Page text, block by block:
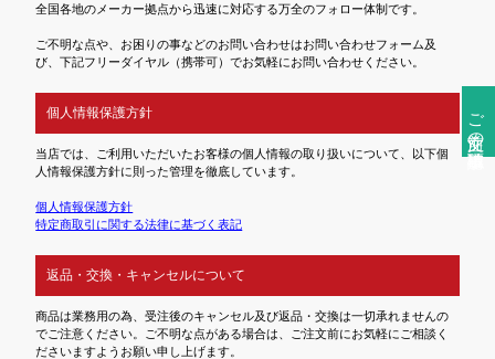
ご注文前の確認事項
全国各地のメーカー拠点から迅速に対応する万全のフォロー体制です。
ご不明な点や、お困りの事などのお問い合わせはお問い合わせフォーム及
び、下記フリーダイヤル（携帯可）でお気軽にお問い合わせください。
個人情報保護方針
当店では、ご利用いただいたお客様の個人情報の取り扱いについて、以下個
人情報保護方針に則った管理を徹底しています。
個人情報保護方針
特定商取引に関する法律に基づく表記
返品・交換・キャンセルについて
商品は業務用の為、受注後のキャンセル及び返品・交換は一切承れませんの
でご注意ください。ご不明な点がある場合は、ご注文前にお気軽にご相談く
ださいますようお願い申し上げます。